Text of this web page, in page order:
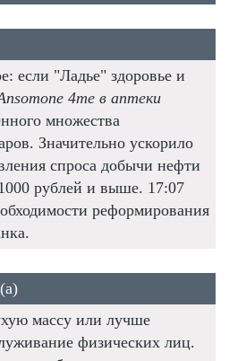
если "Ладье" здоровье и
4me в аптеки
множества
Значительно ускорило
спроса добычи нефти
рублей и выше. 17:07
реформирования
массу или лучше
физических лиц.